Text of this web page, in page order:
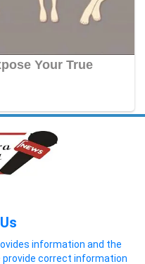
information and the
provide correct information